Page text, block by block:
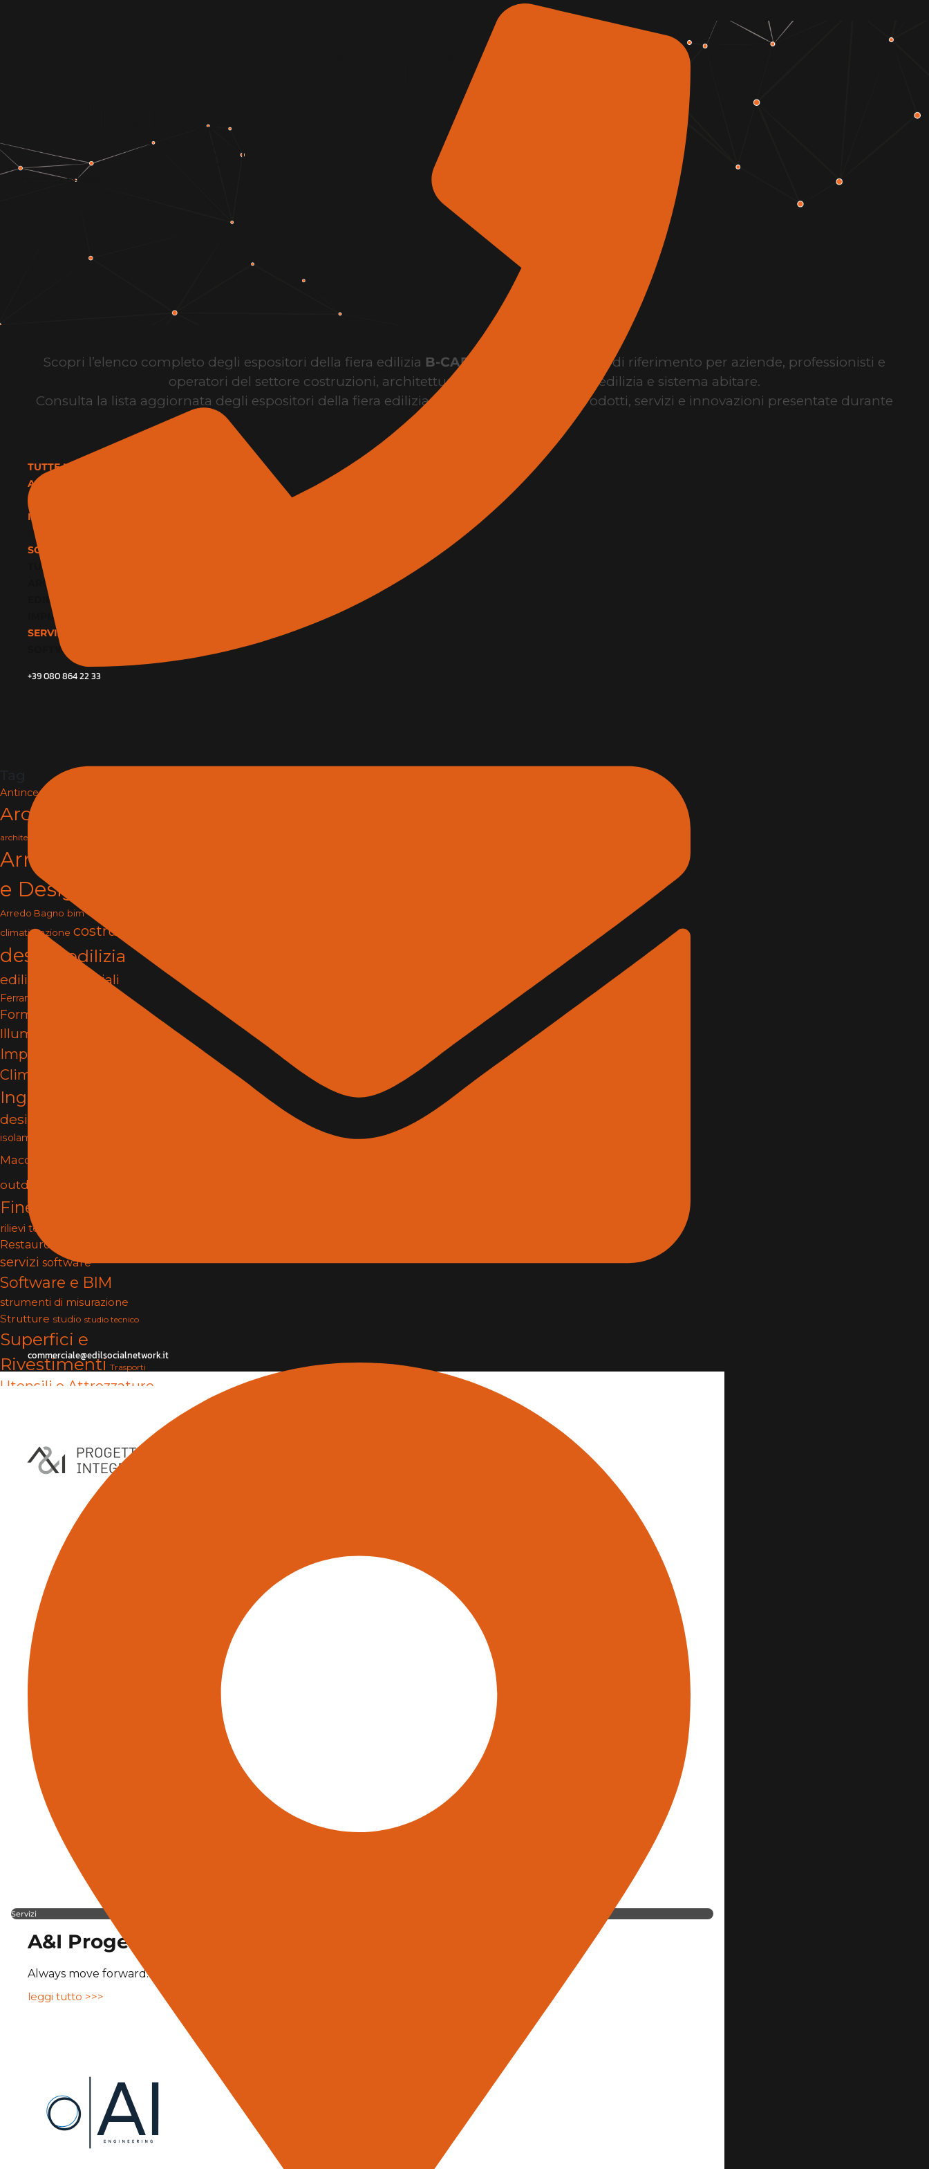
+39 080 864 22 33
commerciale@edilsocialnetwork.it
Elenco Espositori Fiera
Edilizia B-CAD Expo Roma
Edizione 2026
Home»Servizi
Scopri l’elenco completo degli espositori della fiera edilizia B-CAD Expo Roma
, il punto di riferimento per aziende, professionisti e
operatori del settore costruzioni, architettura, design, innovazione edilizia e sistema abitare.
Consulta la lista aggiornata degli espositori della fiera edilizia per conoscere brand, prodotti, servizi e innovazioni presentate durante
TUTTE LE CATEGORIE
ARCHITETTURA E DESIGN
EDILIZIA E MATERIALI
IMPIANTI E CLIMATIZZAZIONE
SERVIZI
SOFTWARE E BIM
TUTTE LE CATEGORIE
ARCHITETTURA E DESIGN
EDILIZIA E MATERIALI
IMPIANTI E CLIMATIZZAZIONE
SERVIZI
SOFTWARE E BIM
Antincendio e Sicurezza
Architettura
architettura e design
Arredamento
e Design
Arredo Bagno bim
climatizzazione costruzioni
designedilizia
edilizia e materiali
Ferramenta e Fissaggi
Formazione
Illuminazione
Impianti e
Climatizzazione
Ingegneria
design
isolamento termico
Macchine
outdoor
Finestre
rilievi tecnici
Restauro
servizi software
Software e BIM
strumenti di misurazione
Strutture studio studio tecnico
Superfici e
Rivestimenti Trasporti
Utensili e Attrezzature
Servizi
A&I Progettazione integrata
Always move forward: Siamo persone che guardano sempre avanti, spinte dalla curiosità
leggi tutto >>>